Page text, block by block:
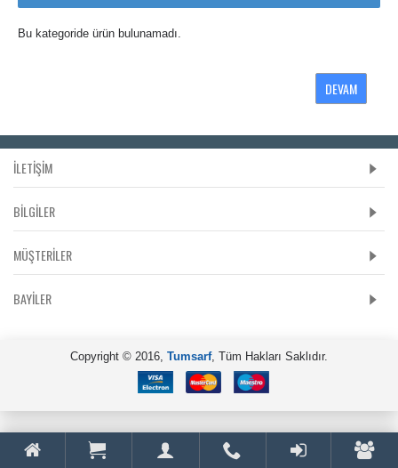
Bu kategoride ürün bulunamadı.
DEVAM
İLETİŞİM
BILGILER
MÜŞTERILER
BAYILER
Copyright © 2016, Tumsarf, Tüm Hakları Saklıdır.